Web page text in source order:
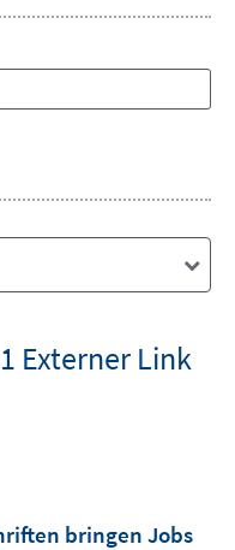
1 Externer Link
bringen Jobs